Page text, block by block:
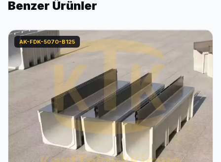
Benzer Ürünler
AK-FDK-5070-B125